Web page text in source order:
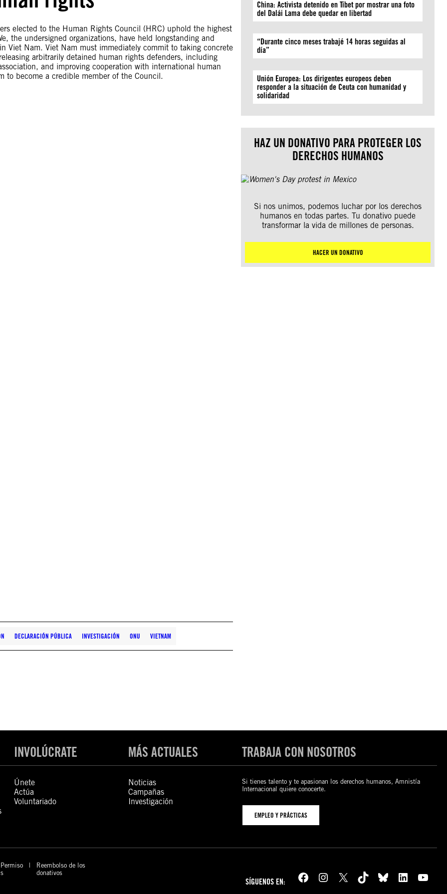
elected to the Human Rights Council (HRC) uphold the highest
the undersigned organizations, have held longstanding and
Viet Nam. Viet Nam must immediately commit to taking concrete
arbitrarily detained human rights defenders, including
and improving cooperation with international human
to become a credible member of the Council.
DECLARACIÓN PÚBLICA INVESTIGACIÓN ONU VIETNAM
China: Activista detenido en Tíbet por mostrar una foto
del Dalái Lama debe quedar en libertad
“Durante cinco meses trabajé 14 horas seguidas al
día”
Unión Europea: Los dirigentes europeos deben
responder a la situación de Ceuta con humanidad y
solidaridad
HAZ UN DONATIVO PARA PROTEGER LOS
DERECHOS HUMANOS
Si nos unimos, podemos luchar por los derechos
humanos en todas partes. Tu donativo puede
transformar la vida de millones de personas.
HACER UN DONATIVO
INVOLÚCRATE
Únete
Actúa
Voluntariado
MÁS ACTUALES
Noticias
Campañas
Investigación
TRABAJA CON NOSOTROS
Si tienes talento y te apasionan los derechos humanos, Amnistía
Internacional quiere conocerte.
EMPLEO Y PRÁCTICAS
Permiso
s
Reembolso de los
donativos
SÍGUENOS EN: Facebook Instagram X TikTok Bluesky LinkedIn YouTube